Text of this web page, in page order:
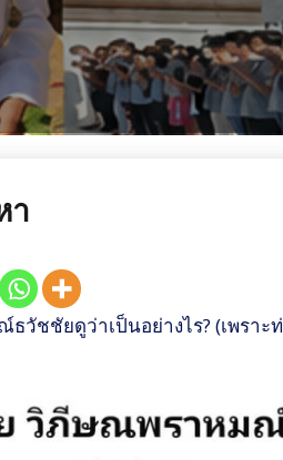
า
วัชชัยดูว่าเป็นอย่างไร? (เพราะ